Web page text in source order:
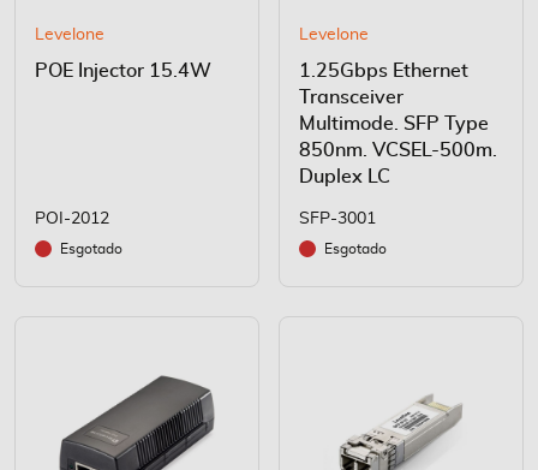
Levelone
POE Injector 15.4W
POI-2012
Esgotado
Levelone
1.25Gbps Ethernet
Transceiver
Multimode. SFP Type
850nm. VCSEL-500m.
Duplex LC
SFP-3001
Esgotado